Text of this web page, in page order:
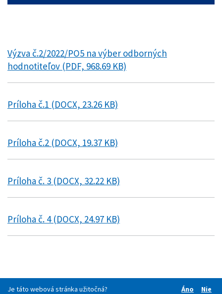
Výzva č.2/2022/PO5 na výber odborných
hodnotiteľov (PDF, 968.69 KB)
Príloha č.1 (DOCX, 23.26 KB)
Príloha č.2 (DOCX, 19.37 KB)
Príloha č. 3 (DOCX, 32.22 KB)
Príloha č. 4 (DOCX, 24.97 KB)
Je táto webová stránka užitočná?
Áno
Nie